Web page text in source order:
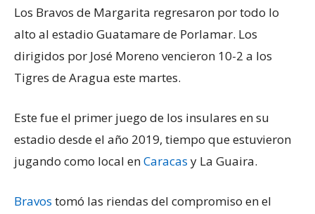
Los Bravos de Margarita regresaron por todo lo
alto al estadio Guatamare de Porlamar. Los
dirigidos por José Moreno vencieron 10-2 a los
Tigres de Aragua este martes.
Este fue el primer juego de los insulares en su
estadio desde el año 2019, tiempo que estuvieron
jugando como local enCaracas y La Guaira.
Bravos tomó las riendas del compromiso en el